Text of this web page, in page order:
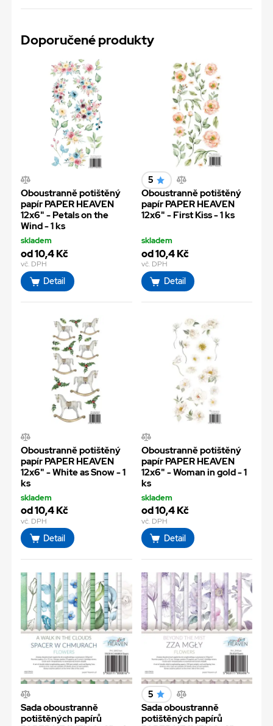
Doporučené produkty
Oboustranně potištěný
papír PAPER HEAVEN
12x6" - Petals on the
Wind - 1 ks
skladem
od 10,4 Kč
vč. DPH
Detail
5
Oboustranně potištěný
papír PAPER HEAVEN
12x6" - First Kiss - 1 ks
skladem
od 10,4 Kč
vč. DPH
Detail
Oboustranně potištěný
papír PAPER HEAVEN
12x6" - White as Snow - 1
ks
skladem
od 10,4 Kč
vč. DPH
Detail
Oboustranně potištěný
papír PAPER HEAVEN
12x6" - Woman in gold - 1
ks
skladem
od 10,4 Kč
vč. DPH
Detail
Sada oboustranně
potištěných papírů
5
Sada oboustranně
potištěných papírů